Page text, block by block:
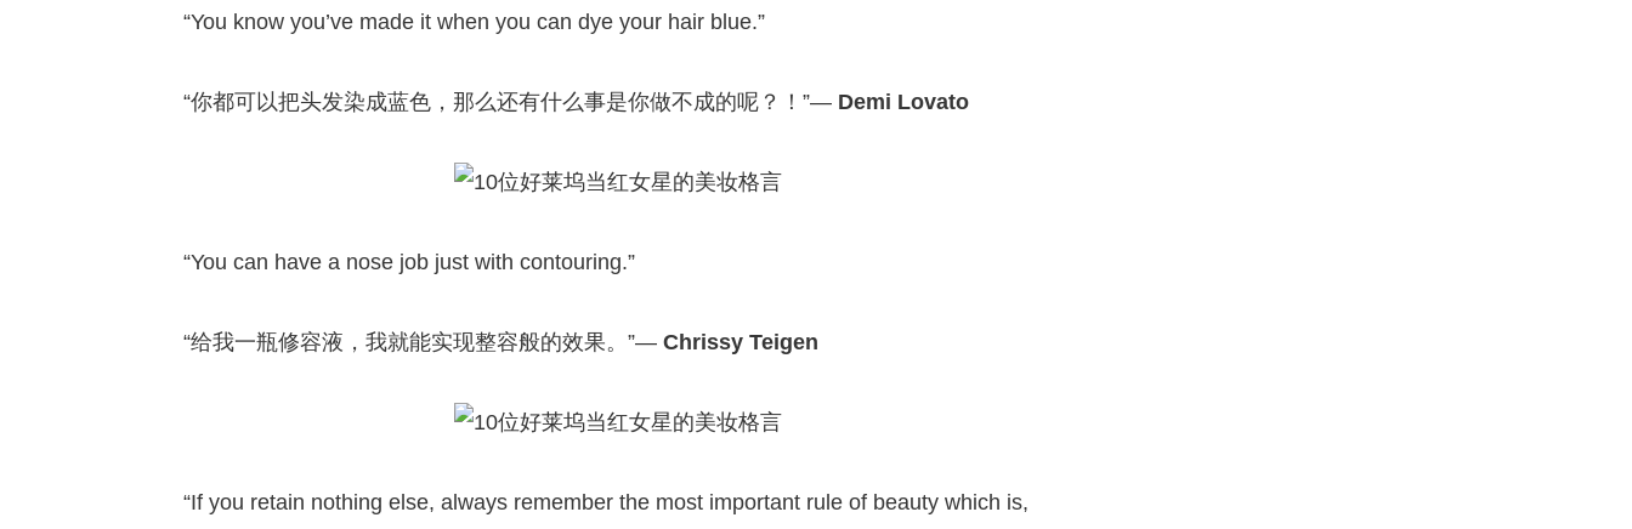
“You know you’ve made it when you can dye your hair blue.”
“你都可以把头发染成蓝色，那么还有什么事是你做不成的呢？！”— Demi Lovato
“You can have a nose job just with contouring.”
“给我一瓶修容液，我就能实现整容般的效果。”— Chrissy Teigen
“If you retain nothing else, always remember the most important rule of beauty which is,